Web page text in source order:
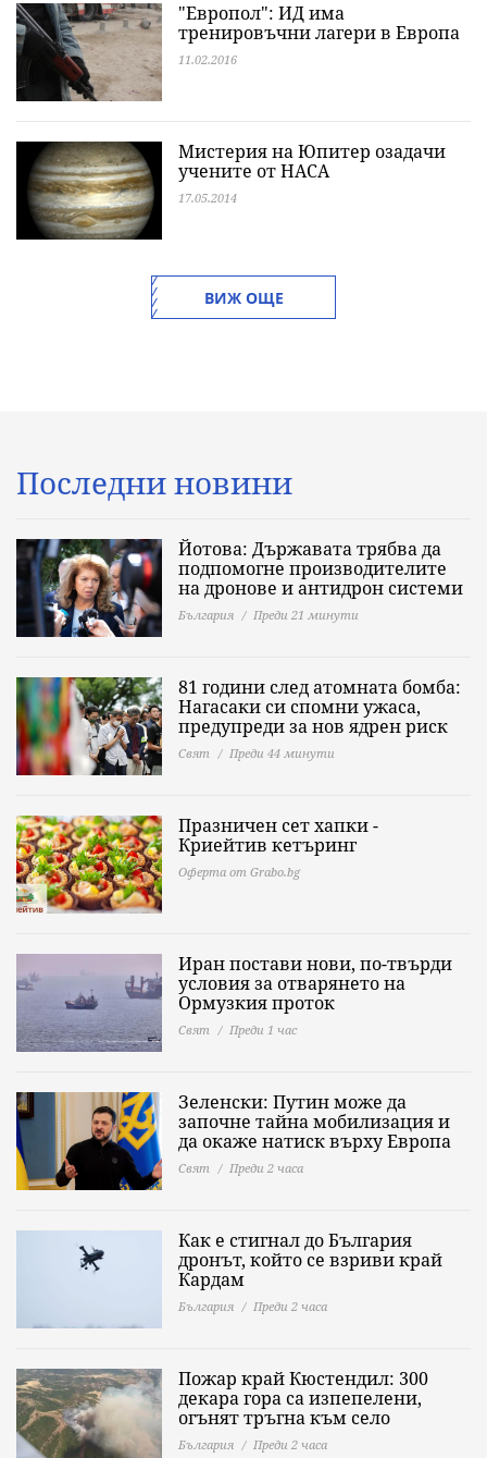
"Европол": ИД има
тренировъчни лагери в Европа
11.02.2016
Мистерия на Юпитер озадачи
учените от НАСА
17.05.2014
ВИЖ ОЩЕ
Последни новини
Йотова: Държавата трябва да
подпомогне производителите
на дронове и антидрон системи
България Преди 21 минути
81 години след атомната бомба:
Нагасаки си спомни ужаса,
предупреди за нов ядрен риск
Свят Преди 44 минути
Празничен сет хапки -
Криейтив кетъринг
Оферта от Grabo.bg
Иран постави нови, по-твърди
условия за отварянето на
Ормузкия проток
Свят Преди 1 час
Зеленски: Путин може да
започне тайна мобилизация и
да окаже натиск върху Европа
Свят Преди 2 часа
Как е стигнал до България
дронът, който се взриви край
Кардам
България Преди 2 часа
Пожар край Кюстендил: 300
декара гора са изпепелени,
огънят тръгна към село
България Преди 2 часа